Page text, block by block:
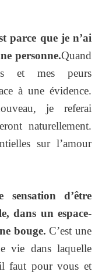
parce que je n’ai
personne.Quand
et mes peurs
à une évidence.
je referai
naturellement.
sur l’amour
d’être
dans un espace-
bouge. C’est une
vie dans laquelle
faut pour vous et